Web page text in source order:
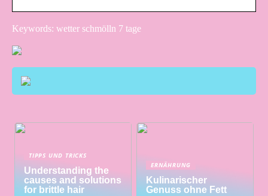
Keywords: wetter schmölln 7 tage
TIPPS UND TRICKS
Understanding the
causes and solutions
for brittle hair
ERNÄHRUNG
Kulinarischer
Genuss ohne Fett